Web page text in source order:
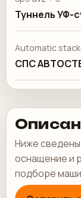
Туннель УФ-
Automatic
СПС
Ниже
оснащение и
подборе